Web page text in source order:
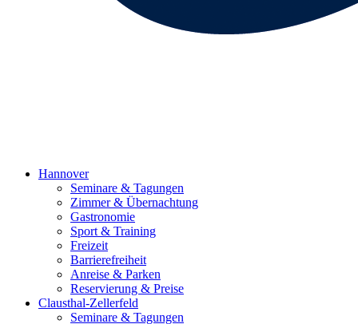
Hannover
Seminare & Tagungen
Zimmer & Übernachtung
Gastronomie
Sport & Training
Freizeit
Barrierefreiheit
Anreise & Parken
Reservierung & Preise
Clausthal-Zellerfeld
Seminare & Tagungen